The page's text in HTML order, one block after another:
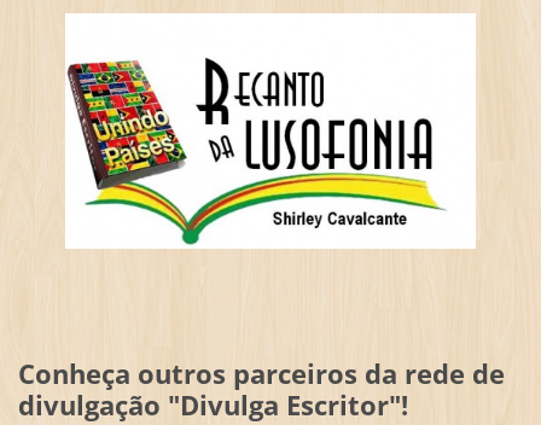
Conheça outros parceiros da rede de
divulgação "Divulga Escritor"!